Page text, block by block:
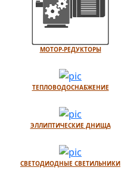
МОТОР-РЕДУКТОРЫ
ТЕПЛОВОДОСНАБЖЕНИЕ
ЭЛЛИПТИЧЕСКИЕ ДНИЩА
СВЕТОДИОДНЫЕ СВЕТИЛЬНИКИ